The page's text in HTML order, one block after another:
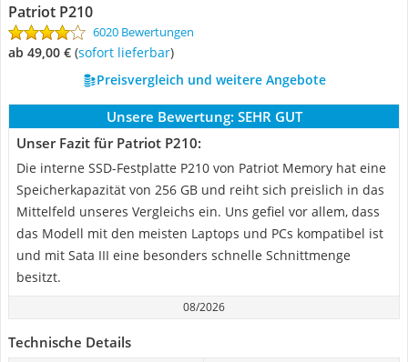
Patriot P210
6020 Bewertungen
ab 49,00 € ( Sofort lieferbar)
Preisvergleich und weitere Angebote
Unsere Bewertung: SEHR GUT
Unser Fazit für Patriot P210:
Die interne SSD-Festplatte P210 von Patriot Memory hat eine
Speicherkapazität von 256 GB und reiht sich preislich in das
Mittelfeld unseres Vergleichs ein. Uns gefiel vor allem, dass
das Modell mit den meisten Laptops und PCs kompatibel ist
und mit Sata III eine besonders schnelle Schnittmenge
besitzt.
08/2026
Technische Details